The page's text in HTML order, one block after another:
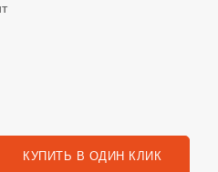
в Сплит
КУПИТЬ В ОДИН КЛИК